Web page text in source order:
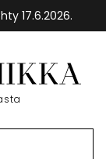
17.6.2026.